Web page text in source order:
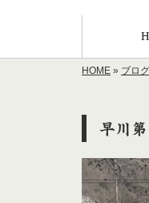
HOME » ブログ
早川